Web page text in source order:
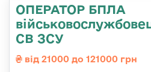
ОПЕРАТОР БПЛА
СВ ЗСУ
від 21000 до 121000 грн